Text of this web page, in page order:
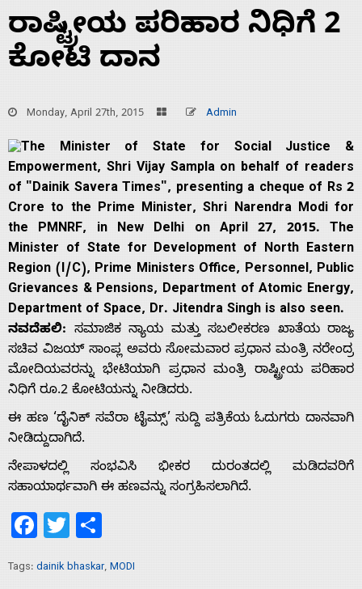
ರಾಷ್ಟ್ರೀಯ ಪರಿಹಾರ ನಿಧಿಗೆ 2
ಕೋಟಿ ದಾನ
Monday, April 27th, 2015 Admin
ನವದೆಹಲಿ: ಸಮಾಜಿಕ ನ್ಯಾಯ ಮತ್ತು ಸಬಲೀಕರಣ ಖಾತೆಯ ರಾಜ್ಯ
ಸಚಿವ ವಿಜಯ್ ಸಾಂಪ್ಲ ಅವರು ಸೋಮವಾರ ಪ್ರಧಾನ ಮಂತ್ರಿ ನರೇಂದ್ರ
ಮೋದಿಯವರನ್ನು ಭೇಟಿಯಾಗಿ ಪ್ರಧಾನ ಮಂತ್ರಿ ರಾಷ್ಟ್ರೀಯ ಪರಿಹಾರ
ನಿಧಿಗೆ ರೂ.2 ಕೋಟಿಯನ್ನು ನೀಡಿದರು.
ಈ ಹಣ ‘ದೈನಿಕ್ ಸವೆರಾ ಟೈಮ್ಸ್’ ಸುದ್ದಿ ಪತ್ರಿಕೆಯ ಓದುಗರು ದಾನವಾಗಿ
ನೀಡಿದ್ದುದಾಗಿದೆ.
ನೇಪಾಳದಲ್ಲಿ ಸಂಭವಿಸಿ ಭೀಕರ ದುರಂತದಲ್ಲಿ ಮಡಿದವರಿಗೆ
ಸಹಾಯಾರ್ಥವಾಗಿ ಈ ಹಣವನ್ನು ಸಂಗ್ರಹಿಸಲಾಗಿದೆ.
Facebook
Twitter
Tags: dainik bhaskar, MODI